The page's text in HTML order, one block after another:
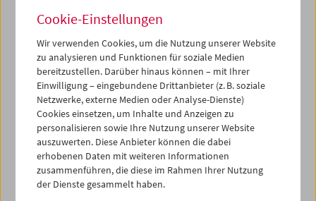
21
22 23 24
28
30 02
04
05
06 07 08 09 10
iCalender
Programmheft-PDF
English language or subtitles
< Vorherige Woche
Cookie-Einstellungen
Wir verwenden Cookies, um die Nutzung unserer Website
zu analysieren und Funktionen für soziale Medien
bereitzustellen. Darüber hinaus können – mit Ihrer
Einwilligung – eingebundene Drittanbieter (z. B. soziale
Netzwerke, externe Medien oder Analyse-Dienste)
Cookies einsetzen, um Inhalte und Anzeigen zu
personalisieren sowie Ihre Nutzung unserer Website
auszuwerten. Diese Anbieter können die dabei
erhobenen Daten mit weiteren Informationen
zusammenführen, die diese im Rahmen Ihrer Nutzung
der Dienste gesammelt haben.